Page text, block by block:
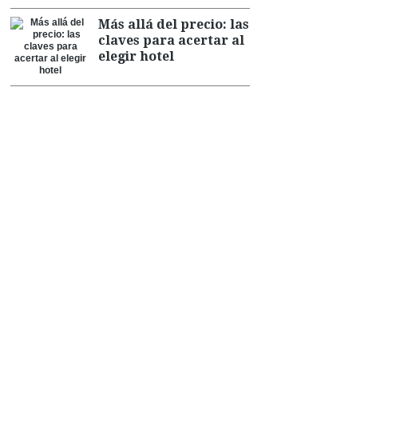
Más allá del precio: las
claves para acertar al
elegir hotel